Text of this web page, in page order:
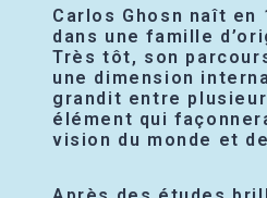
Carlos Ghosn naît en
dans une famille
Très tôt, son
une dimension
grandit entre
élément qui
vision du monde et